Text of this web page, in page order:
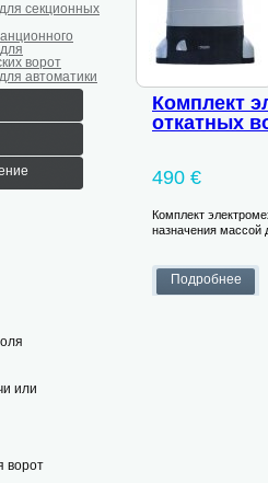
секционных
ворот
автоматики
или
ворот
Комплект
откатных
490 €
Комплект
назначения массой